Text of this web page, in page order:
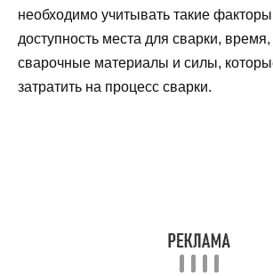
необходимо учитывать такие
доступность места для сварки,
сварочные материалы и силы,
затратить на процесс сварки.